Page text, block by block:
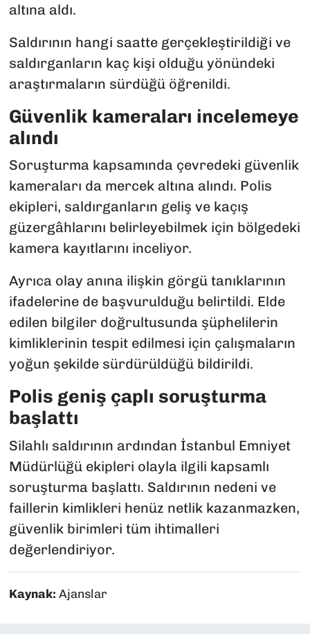
altına aldı.
Saldırının hangi saatte gerçekleştirildiği ve
saldırganların kaç kişi olduğu yönündeki
araştırmaların sürdüğü öğrenildi.
Güvenlik kameraları incelemeye
alındı
Soruşturma kapsamında çevredeki güvenlik
kameraları da mercek altına alındı. Polis
ekipleri, saldırganların geliş ve kaçış
güzergâhlarını belirleyebilmek için bölgedeki
kamera kayıtlarını inceliyor.
Ayrıca olay anına ilişkin görgü tanıklarının
ifadelerine de başvurulduğu belirtildi. Elde
edilen bilgiler doğrultusunda şüphelilerin
kimliklerinin tespit edilmesi için çalışmaların
yoğun şekilde sürdürüldüğü bildirildi.
Polis geniş çaplı soruşturma
başlattı
Silahlı saldırının ardından İstanbul Emniyet
Müdürlüğü ekipleri olayla ilgili kapsamlı
soruşturma başlattı. Saldırının nedeni ve
faillerin kimlikleri henüz netlik kazanmazken,
güvenlik birimleri tüm ihtimalleri
değerlendiriyor.
Kaynak: Ajanslar